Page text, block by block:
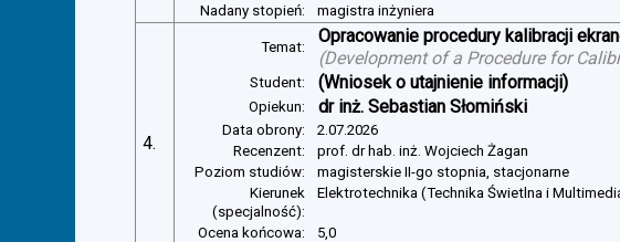
Nadany stopień:
magistra inżyniera
4.
Temat:
Opracowanie procedury kalibracji
(Development of a Procedure for
Student: (Wniosek o utajnienie informacji)
Opiekun: dr inż. Sebastian Słomiński
Data obrony:
2.07.2026
Recenzent:
prof. dr hab. inż. Wojciech Żagan
Poziom studiów:
magisterskie II-go stopnia, stacjonarne
Kierunek
(specjalność):
Elektrotechnika (Technika Świetlna i
Ocena końcowa:
5,0